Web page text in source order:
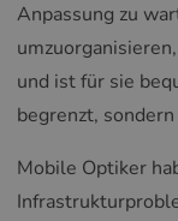
Anpassung zu
und ist für sie
begrenzt,
Mobile Optiker